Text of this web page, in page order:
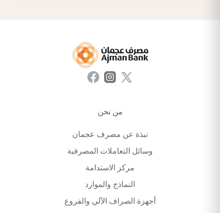
من نحن
نبذة عن مصرف عجمان
وسائل التعاملات المصرفية
مركز الاستدامة
النماذج والموارد
أجهزة الصراف الآلي والفروع